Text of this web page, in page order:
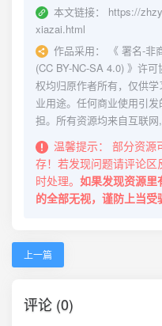
本文链接：
https://
xiazai.html
作品采用：
《 署名-非
(CC BY-NC-SA 4.0) 》许可
权均归原作者所有，仅供
业用途。任何商业使用引
担。所有资源均来自互联网
温馨提示：
部分资源
存！若发现问题请评论区
时处理。 如果发现资源里
的全部无视，谨防上当受
上一篇
评论 (0)